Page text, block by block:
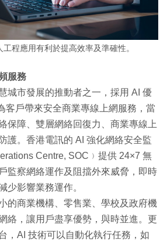
工程應用有利於提高效率及準確性。
服務
城市發展的推動者之一，採用 AI 優
客戶帶來安全商業專線上網服務，當
保障、雙層網絡回復力、商業專線上
護。香港電訊的 AI 強化網絡安全監
Centre, SOC﹚提供 24×7 無
監察網絡運作及阻擋外來威脅，即時
少影響業務運作。
的商業機構、零售業、學校及政府機
絡，讓用戶盡享優勢，與時並進。更
，AI 技術可以自動化執行任務，如